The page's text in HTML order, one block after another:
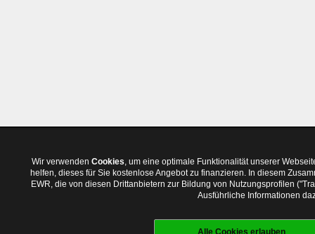
Wir verwenden Cookies, um eine optimale Funktionalität unserer
helfen, dieses für Sie kostenlose Angebot zu finanzieren. In diesem
EWR, die von diesen Drittanbietern zur Bildung von Nutzungsprofilen
Ausführliche Informationen
Alle Cookies erlauben